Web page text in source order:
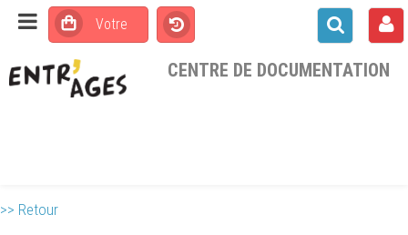
CENTRE DE DOCUMENTATION
>> Retour